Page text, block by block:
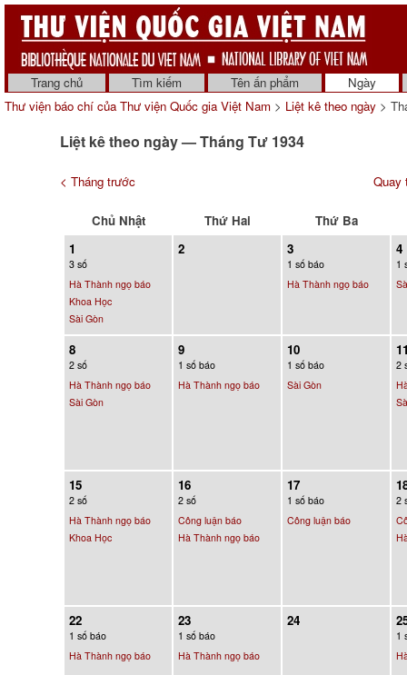
Trang chủ Tìm kiếm Tên ấn phẩm
Ngày
Thư viện báo chí của Thư viện Quốc gia Việt Nam > Liệt kê theo ngày >
Liệt kê theo ngày — Tháng Tư 1934
< Tháng trước Quay
Chủ Nhật Thứ Hai
Thứ Ba
1
3 số
Hà Thành ngọ báo
Khoa Học
Sài Gòn
2 3
1 số báo
Hà Thành ngọ báo
4
1
8
2 số
Hà Thành ngọ báo
Sài Gòn
9
1 số báo
Hà Thành ngọ báo
10
1 số báo
Sài Gòn
2
15
2 số
Hà Thành ngọ báo
Khoa Học
16
2 số
Công luận báo
Hà Thành ngọ báo
17
1 số báo
Công luận báo
2
22
1 số báo
Hà Thành ngọ báo
23
1 số báo
Hà Thành ngọ báo
24
1